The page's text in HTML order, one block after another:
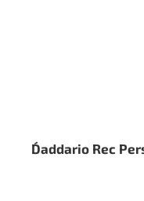
D´addario Rec